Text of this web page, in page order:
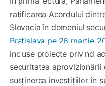
ratificarea Acordului
Slovacia în domeniul
Bratislava pe 26 martie
incluse proiecte privind
securitatea aprovizionării
susținerea investițiilor în